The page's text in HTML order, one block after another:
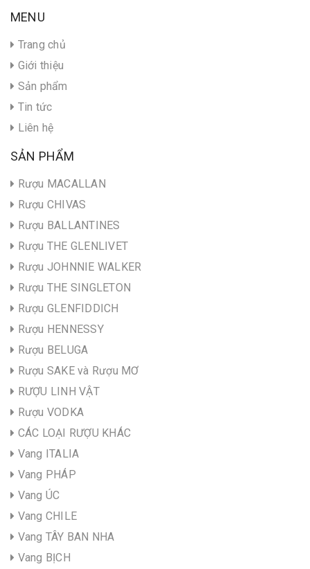
MENU
Trang chủ
Giới thiệu
Sản phẩm
Tin tức
Liên hệ
SẢN PHẨM
Rượu MACALLAN
Rượu CHIVAS
Rượu BALLANTINES
Rượu THE GLENLIVET
Rượu JOHNNIE WALKER
Rượu THE SINGLETON
Rượu GLENFIDDICH
Rượu HENNESSY
Rượu BELUGA
Rượu SAKE và Rượu MƠ
RƯỢU LINH VẬT
Rượu VODKA
CÁC LOẠI RƯỢU KHÁC
Vang ITALIA
Vang PHÁP
Vang ÚC
Vang CHILE
Vang TÂY BAN NHA
Vang BỊCH